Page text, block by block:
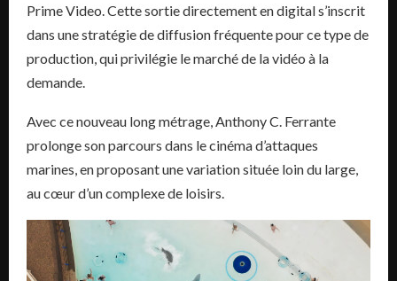
Prime Video. Cette sortie directement en digital s’inscrit
dans une stratégie de diffusion fréquente pour ce type de
production, qui privilégie le marché de la vidéo à la
demande.
Avec ce nouveau long métrage, Anthony C. Ferrante
prolonge son parcours dans le cinéma d’attaques
marines, en proposant une variation située loin du large,
au cœur d’un complexe de loisirs.